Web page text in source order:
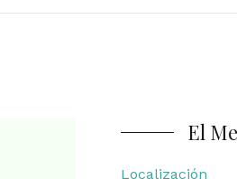
El
Localización